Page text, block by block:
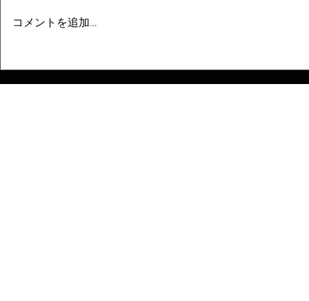
コメントを追加…